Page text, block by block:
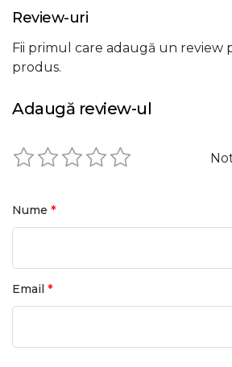
Review-uri
Fii primul care adaugă un review
produs.
Adaugă review-ul
Nume *
Email *